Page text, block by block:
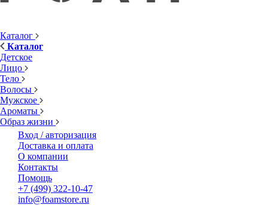
Каталог
Каталог
Детское
Лицо
Тело
Волосы
Мужское
Ароматы
Образ жизни
Вход / авторизация
Доставка и оплата
О компании
Контакты
Помощь
+7 (499) 322-10-47
info@foamstore.ru